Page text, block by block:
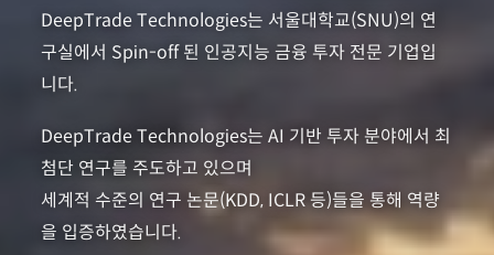
DeepTrade Technologies는 서울대학교(SNU)의 연
구실에서 Spin-off 된 인공지능 금융 투자 전문 기업입
니다.
DeepTrade Technologies는 AI 기반 투자 분야에서 최
첨단 연구를 주도하고 있으며
세계적 수준의 연구 논문(KDD, ICLR 등)들을 통해 역량
을 입증하였습니다.